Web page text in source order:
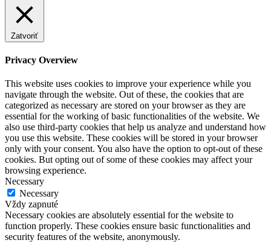
Zatvoriť
Privacy Overview
This website uses cookies to improve your experience while you
navigate through the website. Out of these, the cookies that are
categorized as necessary are stored on your browser as they are
essential for the working of basic functionalities of the website. We
also use third-party cookies that help us analyze and understand how
you use this website. These cookies will be stored in your browser
only with your consent. You also have the option to opt-out of these
cookies. But opting out of some of these cookies may affect your
browsing experience.
Necessary
Necessary
Vždy zapnuté
Necessary cookies are absolutely essential for the website to
function properly. These cookies ensure basic functionalities and
security features of the website, anonymously.